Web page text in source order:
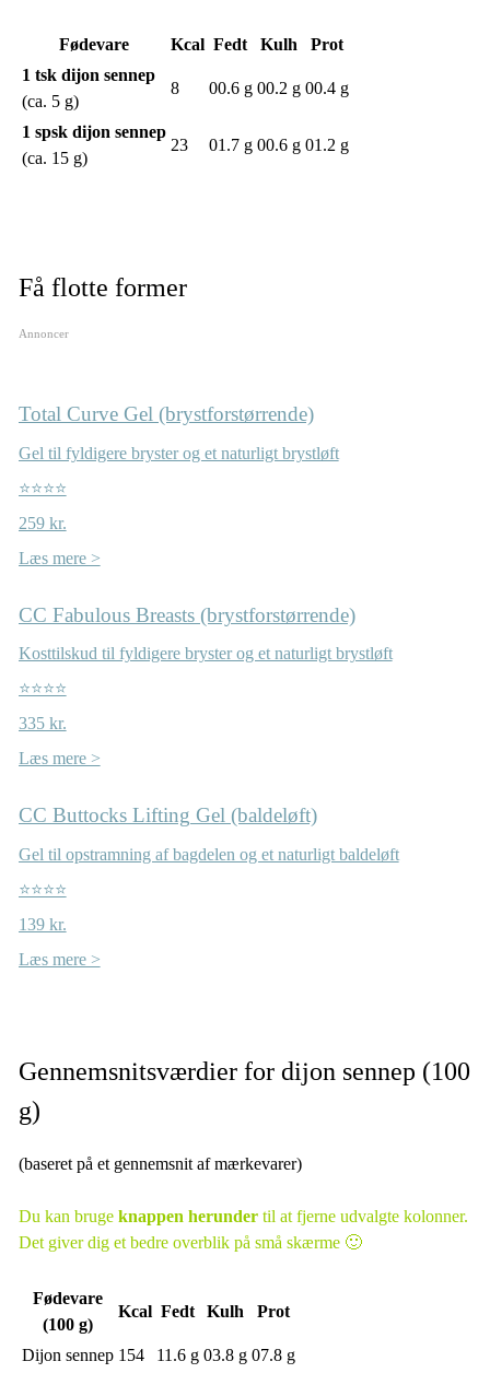
Fødevare Kcal Fedt Kulh
Prot
1 tsk dijon sennep
(ca. 5 g)
8 00.6 g 00.2 g 00.4 g
1 spsk dijon sennep
(ca. 15 g)
23 01.7 g 00.6 g 01.2 g
Få flotte former
Annoncer
Total Curve Gel (brystforstørrende)
Gel til fyldigere bryster og et naturligt brystløft
⭐⭐⭐⭐
259 kr.
Læs mere >
CC Fabulous Breasts (brystforstørrende)
Kosttilskud til fyldigere bryster og et naturligt brystløft
⭐⭐⭐⭐
335 kr.
Læs mere >
CC Buttocks Lifting Gel (baldeløft)
Gel til opstramning af bagdelen og et naturligt baldeløft
⭐⭐⭐⭐
139 kr.
Læs mere >
Gennemsnitsværdier for dijon sennep (100
g)
(baseret på et gennemsnit af mærkevarer)
Du kan bruge knappen herundertil at fjerne udvalgte kolonner.
Det giver dig et bedre overblik på små skærme 🙂
Fødevare
(100 g)
Kcal Fedt Kulh Prot
Dijon sennep 154 11.6 g 03.8 g 07.8 g